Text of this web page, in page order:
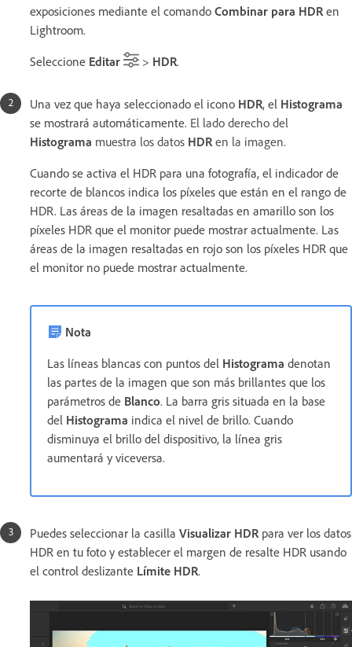
exposiciones mediante el comando Combinar para HDR en
Lightroom.
Seleccione Editar > HDR.
Una vez que haya seleccionado el icono HDR, el Histograma
se mostrará automáticamente. El lado derecho del
Histograma muestra los datos HDR en la imagen.
Cuando se activa el HDR para una fotografía, el indicador de
recorte de blancos indica los píxeles que están en el rango de
HDR. Las áreas de la imagen resaltadas en amarillo son los
píxeles HDR que el monitor puede mostrar actualmente. Las
áreas de la imagen resaltadas en rojo son los píxeles HDR que
el monitor no puede mostrar actualmente.
Nota
Las líneas blancas con puntos del Histograma denotan
las partes de la imagen que son más brillantes que los
parámetros de Blanco. La barra gris situada en la base
del Histograma indica el nivel de brillo. Cuando
disminuya el brillo del dispositivo, la línea gris
aumentará y viceversa.
Puedes seleccionar la casilla Visualizar HDR para ver los datos
HDR en tu foto y establecer el margen de resalte HDR usando
el control deslizante Límite HDR.